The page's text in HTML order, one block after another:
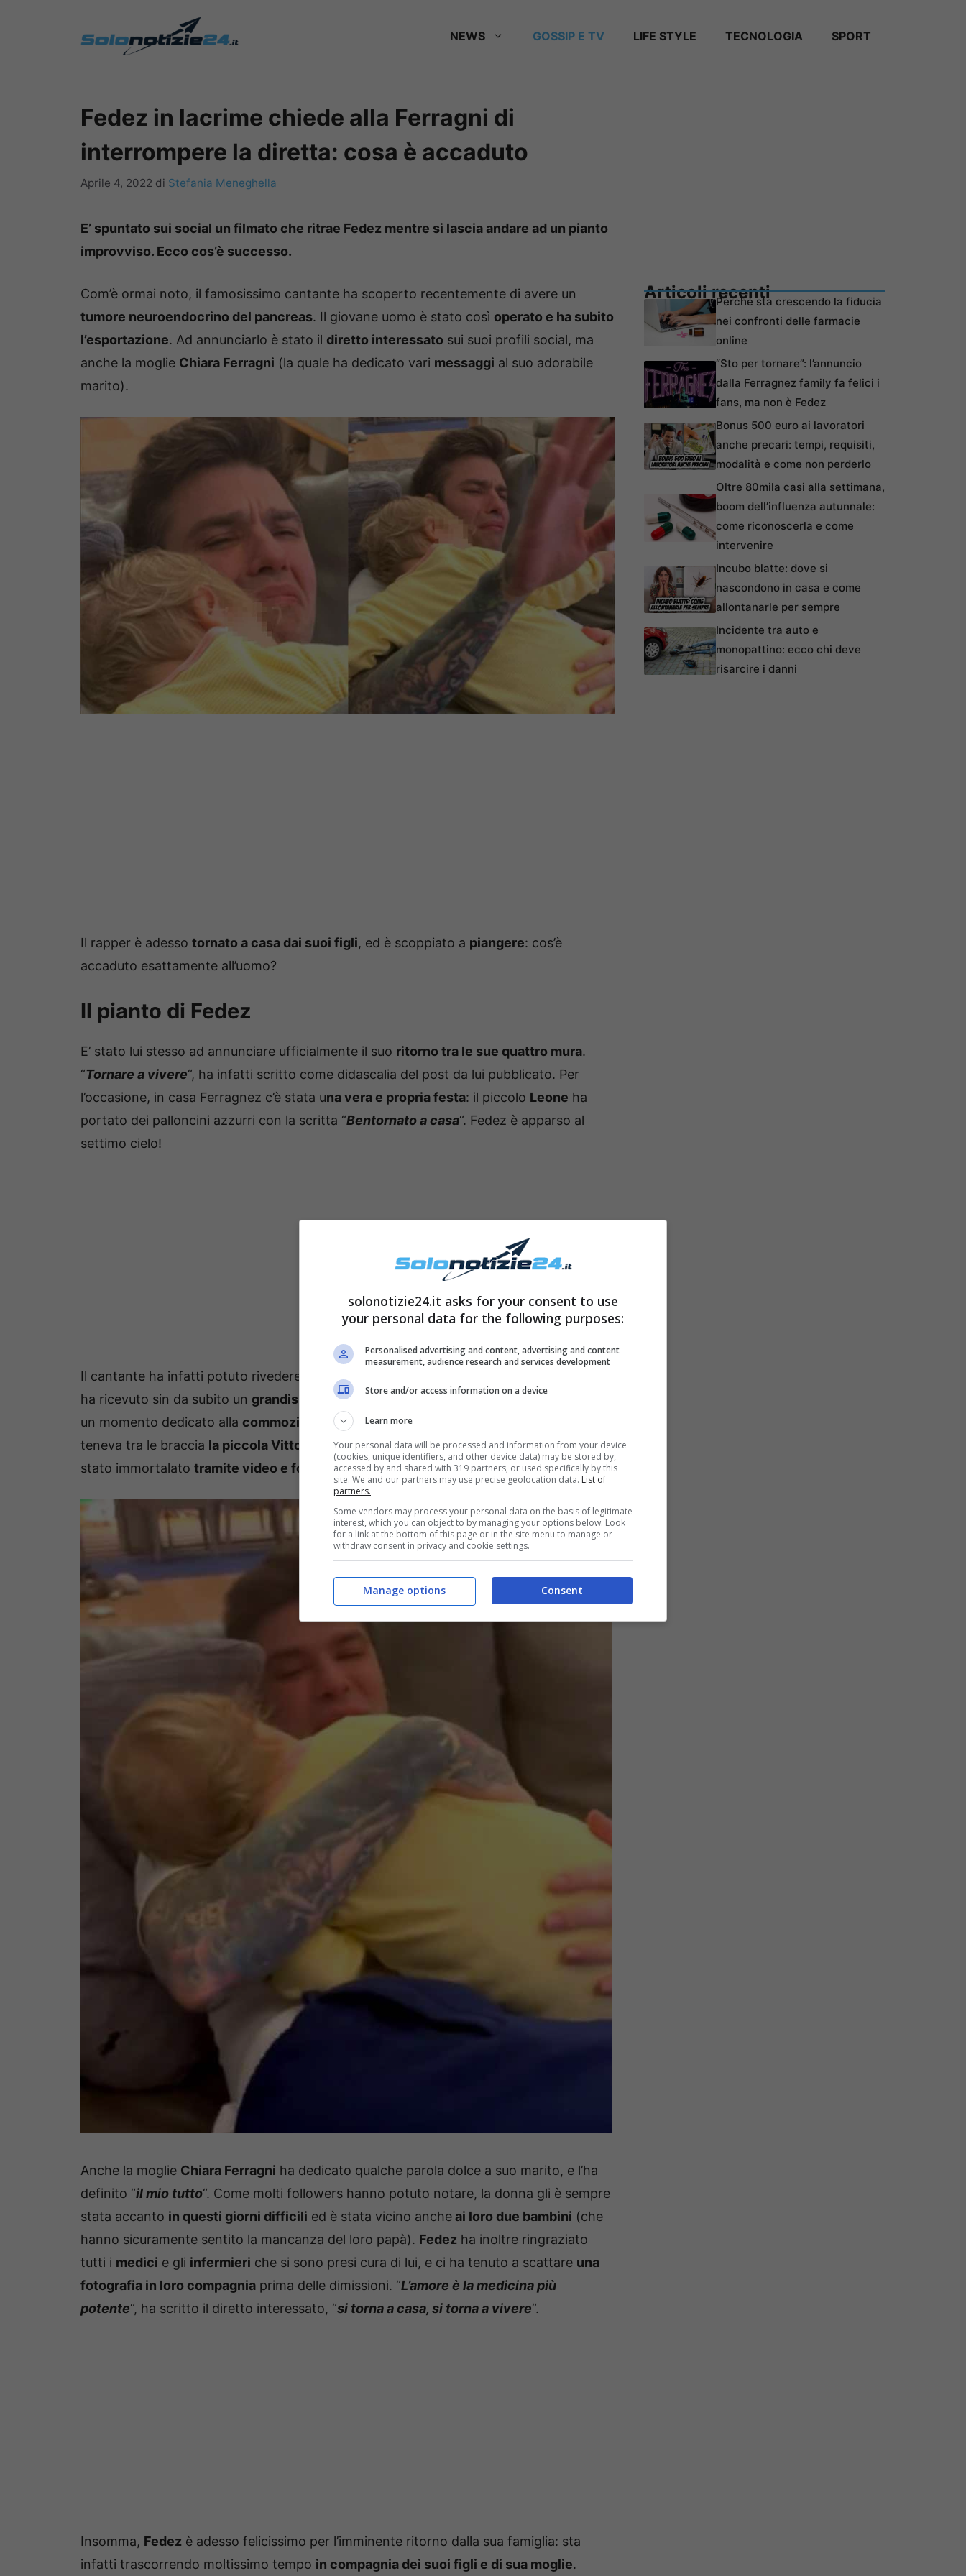
NEWS GOSSIP E TV LIFE STYLE TECNOLOGIA SPORT
Fedez in lacrime chiede alla Ferragni di
interrompere la diretta: cosa è accaduto
Aprile 4, 2022 di Stefania Meneghella
E’ spuntato sui social un filmato che ritrae Fedez mentre si lascia andare ad un pianto
improvviso. Ecco cos’è successo.
Com’è ormai noto, il famosissimo cantante ha scoperto recentemente di avere un
tumore neuroendocrino del pancreas. Il giovane uomo è stato così operato e ha subito
l’esportazione. Ad annunciarlo è stato il diretto interessato sui suoi profili social, ma
anche la moglie Chiara Ferragni (la quale ha dedicato vari messaggi al suo adorabile
marito).
Il rapper è adesso tornato a casa dai suoi figli, ed è scoppiato a piangere: cos’è
accaduto esattamente all’uomo?
Il pianto di Fedez
E’ stato lui stesso ad annunciare ufficialmente il suo ritorno tra le sue quattro mura.
“Tornare a vivere“, ha infatti scritto come didascalia del post da lui pubblicato. Per
l’occasione, in casa Ferragnez c’è stata una vera e propria festa: il piccolo Leone ha
portato dei palloncini azzurri con la scritta “Bentornato a casa“. Fedez è apparso al
settimo cielo!
Il cantante ha infatti potuto rivedere i suoi amati bambini
ha ricevuto sin da subito un grandissimo supporto
un momento dedicato alla commozione : il rapper è infatti
teneva tra le braccia la piccola Vittoria . La sua emozione è statafortissima, e il tutto è
stato immortalato tramite video e fotografie.
Anche la moglie Chiara Ferragni ha dedicato qualche parola dolce a suo marito, e l’ha
definito “il mio tutto“. Come molti followers hanno potuto notare, la donna gli è sempre
stata accanto in questi giorni difficili ed è stata vicino ancheai loro due bambini (che
hanno sicuramente sentito la mancanza del loro papà). Fedez ha inoltre ringraziato
tutti i medici e gli infermieri che si sono presi cura di lui, e ci ha tenuto a scattare una
fotografia in loro compagnia prima delle dimissioni. “L’amore è la medicina più
potente“, ha scritto il diretto interessato, “si torna a casa, si torna a vivere“.
Insomma, Fedez è adesso felicissimo per l’imminente ritorno dalla sua famiglia: sta
infatti trascorrendo moltissimo tempo in compagnia dei suoi figli e di sua moglie.
Articoli recentiPerché sta crescendo la fiducia
nei confronti delle farmacie
online
“Sto per tornare”: l’annuncio
dalla Ferragnez family fa felici i
fans, ma non è Fedez
Bonus 500 euro ai lavoratori
anche precari: tempi, requisiti,
modalità e come non perderlo
Oltre 80mila casi alla settimana,
boom dell’influenza autunnale:
come riconoscerla e come
intervenire
Incubo blatte: dove si
nascondono in casa e come
allontanarle per sempre
Incidente tra auto e
monopattino: ecco chi deve
risarcire i danni
solonotizie24.it asks for your consent to use
your personal data for the following purposes:
Personalised advertising and content, advertising and content
measurement, audience research and services development
Store and/or access information on a device
Learn more
Your personal data will be processed and information from your device
(cookies, unique identifiers, and other device data) may be stored by,
accessed by and shared with 319 partners, or used specifically by this
site. We and our partners may use precise geolocation data. List of
partners.
Some vendors may process your personal data on the basis of legitimate
interest, which you can object to by managing your options below. Look
for a link at the bottom of this page or in the site menu to manage or
withdraw consent in privacy and cookie settings.
Consent
Manage options